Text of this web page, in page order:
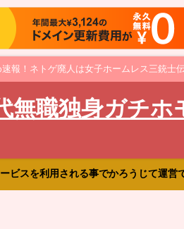
報！ネトゲ廃人は女子ホームレス三銃士
無職独身ガチ
スを利用される事でかろうじて運営